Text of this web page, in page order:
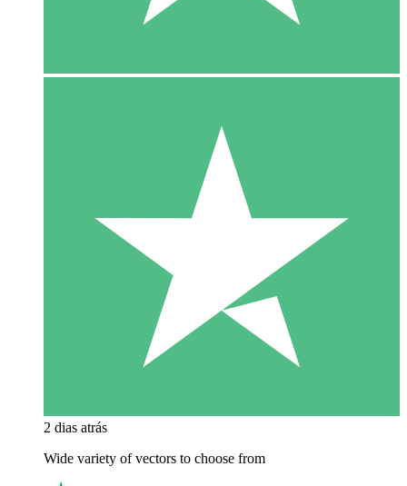
2 dias atrás
Wide variety of vectors to choose from